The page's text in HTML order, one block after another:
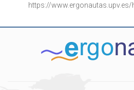
https://